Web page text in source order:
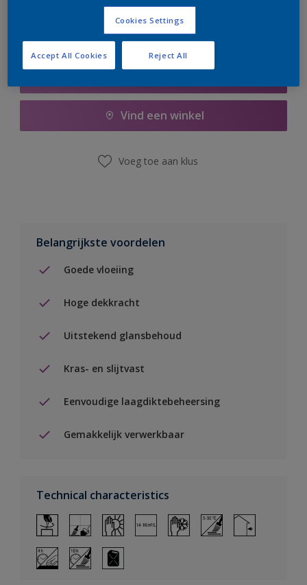
Vind een winkel
Voeg toe aan klus
Belangrijkste voordelen
Goede vloeiing
Hoge dekkracht
Uitstekend glansbehoud
Kras- en slijtvast
Eenvoudige laagdiktebeheersing
Gemakkelijk verwerkbaar
Technical characteristics
Cookies Settings
Reject All
Accept All Cookies